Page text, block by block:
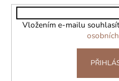
Vložením e-mailu